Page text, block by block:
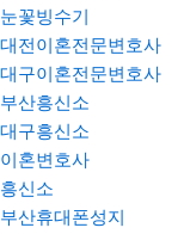
눈꽃빙수기
대전이혼전문변호사
대구이혼전문변호사
부산흥신소
대구흥신소
이혼변호사
흥신소
부산휴대폰성지